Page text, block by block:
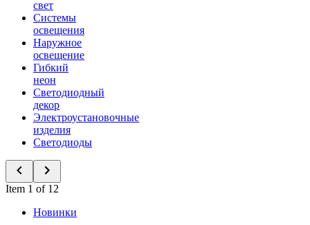
свет
Системы
освещения
Наружное
освещение
Гибкий
неон
Светодиодный
декор
Электроустановочные
изделия
Светодиоды
Item 1 of 12
Новинки